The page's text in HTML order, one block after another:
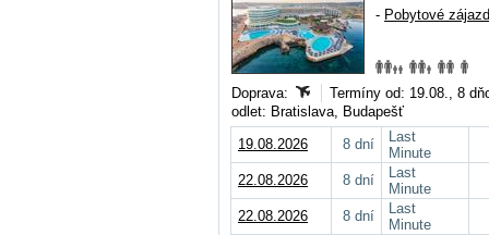
- Pobytové
Doprava:
Termíny od: 19.08., 8
odlet: Bratislava, Budapešť
19.08.2026
8 dní
Last
Minute
22.08.2026
8 dní
Last
Minute
22.08.2026
8 dní
Last
Minute